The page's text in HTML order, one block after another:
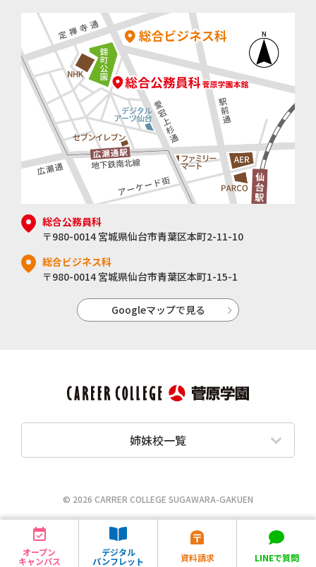
総合公務員科
〒980-0014 宮城県仙台市青葉区本町2-11-10
総合ビジネス科
〒980-0014 宮城県仙台市青葉区本町1-15-1
Googleマップで見る
姉妹校一覧
© 2026 CARRER COLLEGE SUGAWARA-GAKUEN
オープン
キャンパス
デジタル
パンフレット 資料請求 LINEで質問